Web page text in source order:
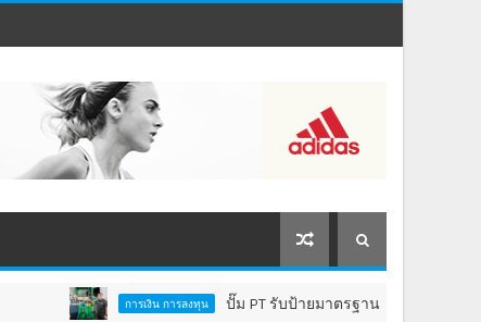
การเงิน การลงทุน ปั๊ม PT รับป้ายมาตรฐาน "หัวจ่ายเชื้อเพลิงสีทอง" ตอกย้ำบริ